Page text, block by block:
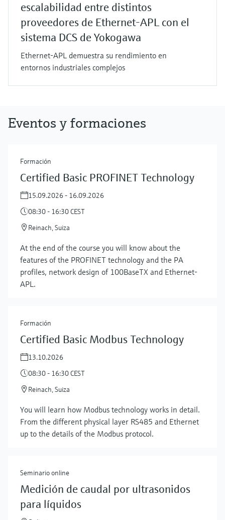
Show more
escalabilidad entre distintos
proveedores de Ethernet-APL con el
sistema DCS de Yokogawa
Ethernet-APL demuestra su rendimiento en
entornos industriales complejos
Eventos y formaciones
Formación
Certified Basic PROFINET Technology
15.09.2026 - 16.09.2026
08:30 - 16:30 CEST
Reinach, Suiza
At the end of the course you will know about the
features of the PROFINET technology and the PA
profiles, network design of 100BaseTX and Ethernet-
APL.
Formación
Certified Basic Modbus Technology
13.10.2026
08:30 - 16:30 CEST
Reinach, Suiza
You will learn how Modbus technology works in detail.
From the different physical layer RS485 and Ethernet
up to the details of the Modbus protocol.
Seminario online
Medición de caudal por ultrasonidos
para líquidos